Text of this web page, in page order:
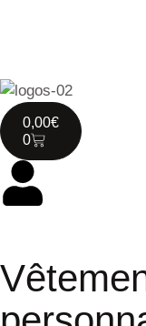
0,00€
0